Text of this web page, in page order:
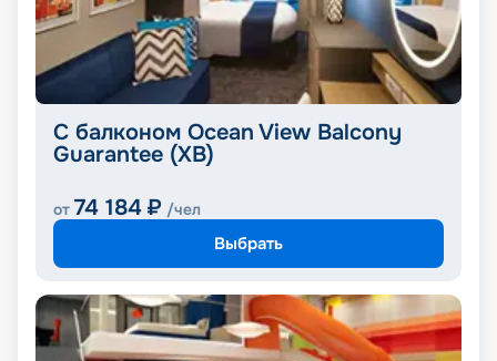
С балконом Ocean View Balcony
Guarantee (XB)
от 74 184 ₽ /чел
Выбрать